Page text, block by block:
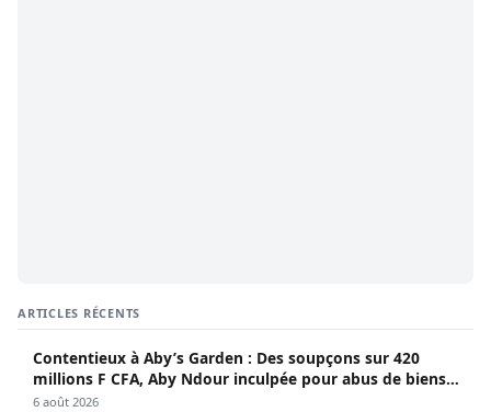
ARTICLES RÉCENTS
Contentieux à Aby’s Garden : Des soupçons sur 420
millions F CFA, Aby Ndour inculpée pour abus de biens
sociaux
6 août 2026